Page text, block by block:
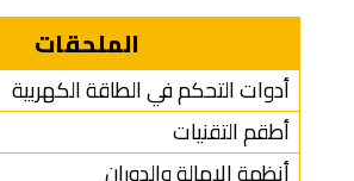
الملحقات
أدوات التحكم في الطاقة الكهربية
أطقم التقنيات